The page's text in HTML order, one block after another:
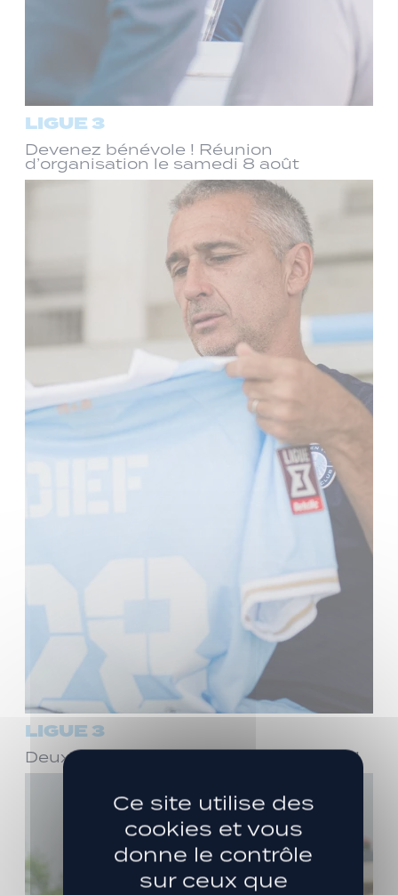
LIGUE 3
Devenez bénévole ! Réunion
d’organisation le samedi 8 août
LIGUE 3
Deux ans de plus avec Stéphane Dief !
Ce site utilise des
cookies et vous
donne le contrôle
sur ceux que